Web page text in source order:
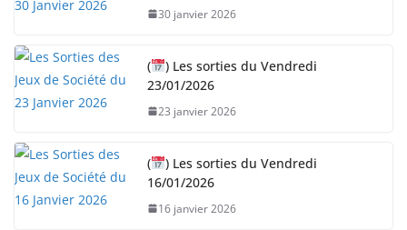
30 janvier 2026
(
) Les sorties du Vendredi
23/01/2026
23 janvier 2026
(
) Les sorties du Vendredi
16/01/2026
16 janvier 2026